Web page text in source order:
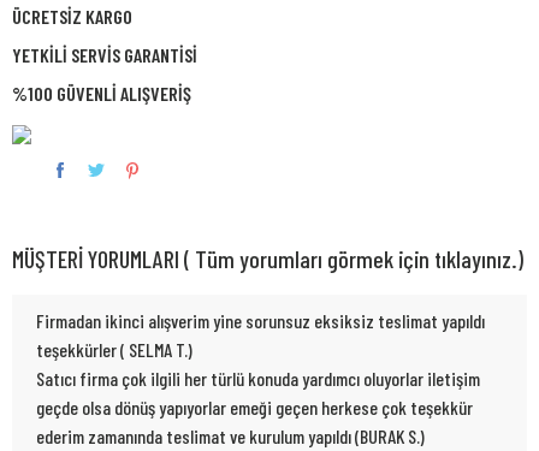
ÜCRETSİZ KARGO
YETKİLİ SERVİS GARANTİSİ
%100 GÜVENLİ ALIŞVERİŞ
MÜŞTERİ YORUMLARI ( Tüm yorumları görmek için tıklayınız.)
Firmadan ikinci alışverim yine sorunsuz eksiksiz teslimat yapıldı
teşekkürler ( SELMA T.)
Satıcı firma çok ilgili her türlü konuda yardımcı oluyorlar iletişim
geçde olsa dönüş yapıyorlar emeği geçen herkese çok teşekkür
ederim zamanında teslimat ve kurulum yapıldı (BURAK S.)